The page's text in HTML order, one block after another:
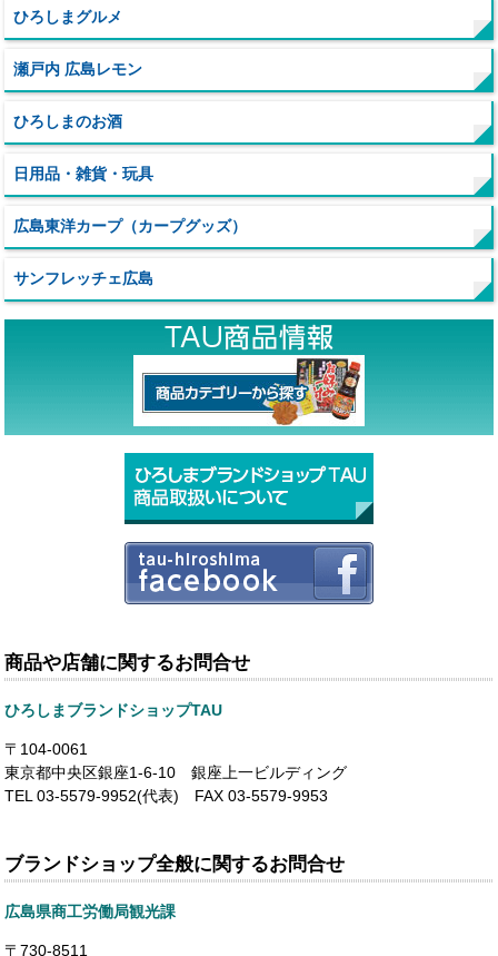
ひろしまグルメ
瀬戸内 広島レモン
ひろしまのお酒
日用品・雑貨・玩具
広島東洋カープ（カープグッズ）
サンフレッチェ広島
商品や店舗に関するお問合せ
ひろしまブランドショップTAU
〒104-0061
東京都中央区銀座1-6-10 銀座上一ビルディング
TEL 03-5579-9952(代表) FAX 03-5579-9953
ブランドショップ全般に関するお問合せ
広島県商工労働局観光課
〒730-8511